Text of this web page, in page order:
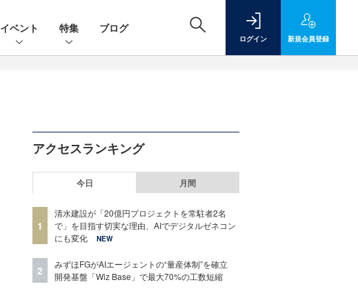
イベント 特集 ブログ
ログイン 新規会員登録
アクセスランキング
今日 月間
1
清水建設が「20億円プロジェクトを常駐者2名
で」を目指す切実な理由、AIでデジタルゼネコン
にも変化
NEW
2
みずほFGがAIエージェントの“量産体制”を確立
開発基盤「Wiz Base」で最大70%の工数短縮